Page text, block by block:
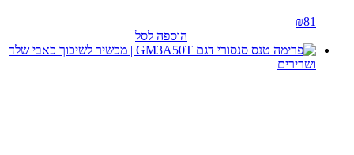
₪81
הוספה לסל